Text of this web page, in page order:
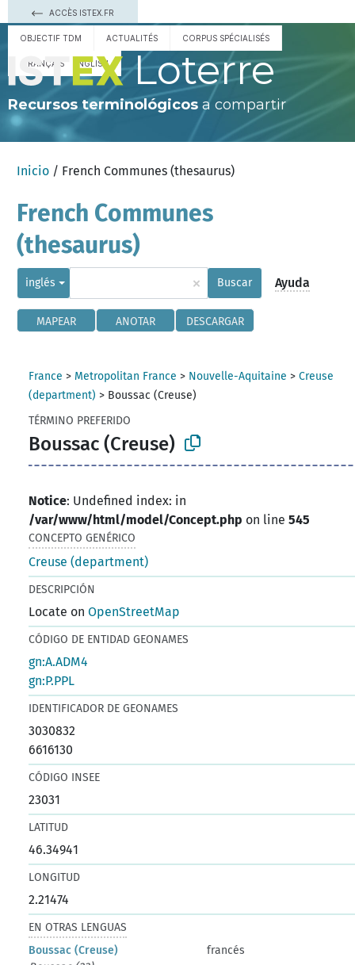
ACCÈS ISTEX.FR
OBJECTIF TDM ACTUALITÉS CORPUS SPÉCIALISÉS
FRANÇAIS ENGLISH Loterre
Recursos terminológicos a compartir
Inicio / French Communes (thesaurus)
French Communes
(thesaurus)
inglés × Buscar Ayuda
MAPEAR ANOTAR DESCARGAR
France > Metropolitan France > Nouvelle-Aquitaine >Creuse
(department) > Boussac (Creuse)
TÉRMINO PREFERIDO
Boussac (Creuse)
Notice: Undefined index: in
/var/www/html/model/Concept.php on line545
CONCEPTO GENÉRICO
Creuse (department)
DESCRIPCIÓN
Locate onOpenStreetMap
CÓDIGO DE ENTIDAD GEONAMES
gn:A.ADM4
gn:P.PPL
IDENTIFICADOR DE GEONAMES
3030832
6616130
CÓDIGO INSEE
23031
LATITUD
46.34941
LONGITUD
2.21474
EN OTRAS LENGUAS
Boussac (Creuse)
francés